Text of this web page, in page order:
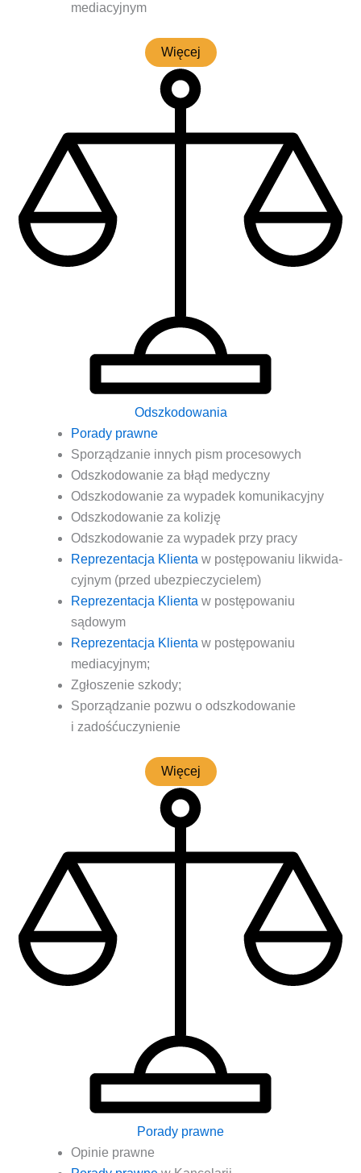
mediacyjnym
Wię­cej
Odszkodowania
Pora­dy prawne
Spo­rzą­dza­nie innych pism procesowych
Odszko­do­wa­nie za błąd medyczny
Odszko­do­wa­nie za wypa­dek komunikacyjny
Odszko­do­wa­nie za kolizję
Odszko­do­wa­nie za wypa­dek przy pracy
Repre­zen­ta­cja Klien­ta w postę­po­wa­niu likwi­da­
cyj­nym (przed ubezpieczycielem)
Repre­zen­ta­cja Klien­ta w postę­po­wa­niu
sądowym
Repre­zen­ta­cja Klien­ta w postę­po­wa­niu
mediacyjnym;
Zgło­sze­nie szkody;
Spo­rzą­dza­nie pozwu o odszko­do­wa­nie
i zadośćuczynienie
Wię­cej
Porady prawne
Opi­nie prawne